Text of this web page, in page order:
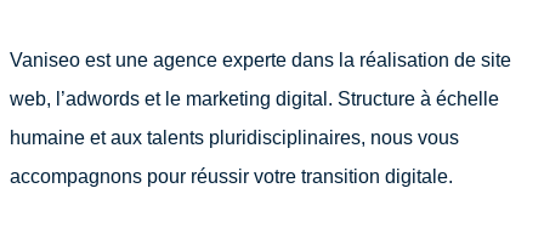
Vaniseo est une agence experte dans la réalisation de site
web, l’adwords et le marketing digital. Structure à échelle
humaine et aux talents pluridisciplinaires, nous vous
accompagnons pour réussir votre transition digitale.